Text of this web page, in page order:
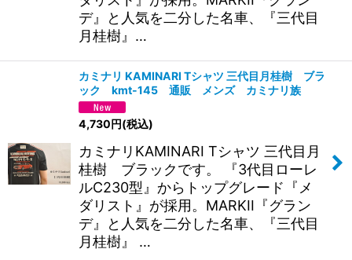
デ』と人気を二分した名車、『三代目
月桂樹』…
カミナリ KAMINARI Tシャツ 三代目月桂樹 ブラ
ック kmt-145 通販 メンズ カミナリ族
4,730円(税込)
カミナリKAMINARI Tシャツ 三代目月
桂樹 ブラックです。 『3代目ローレ
ルC230型』からトップグレード『メ
ダリスト』が採用。MARKII『グラン
デ』と人気を二分した名車、『三代目
月桂樹』 …